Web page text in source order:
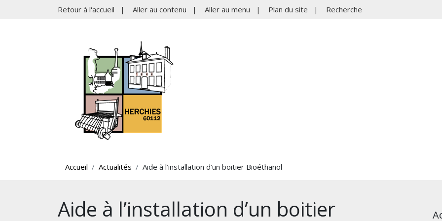
Retour à l'accueil | Aller au contenu | Aller au menu | Plan du site | Recherche
Accueil Actualités Aide à l’installation d’un boitier Bioéthanol
Aide à l’installation d’un boitier